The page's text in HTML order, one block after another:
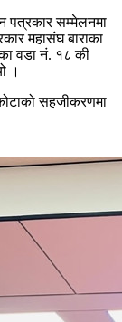
पत्रकार सम्मेलनमा
महासंघ बाराका
वडा नं. १८ की
।
सहजीकरणमा